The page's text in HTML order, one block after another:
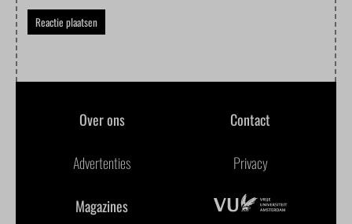
Over ons Contact
Advertenties Privacy
Magazines